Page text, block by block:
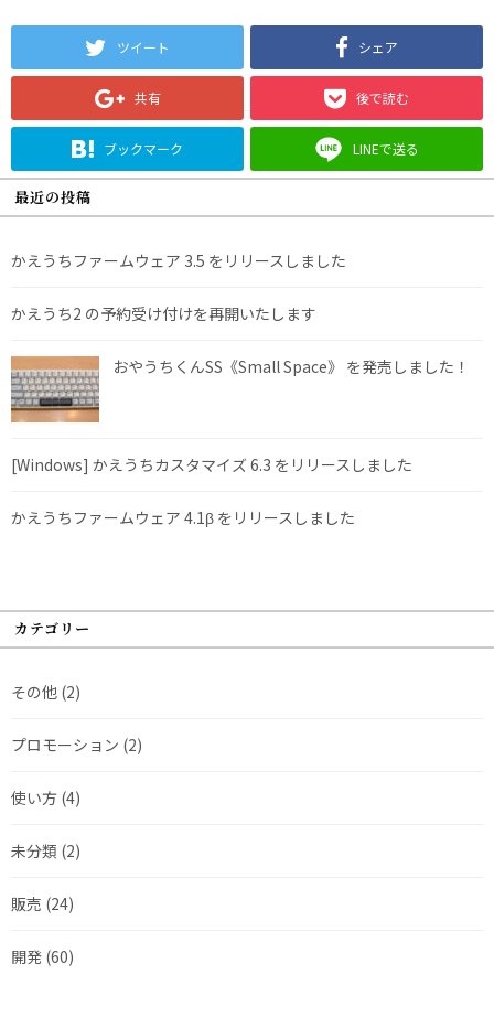
ツイート シェア
共有 後で読む
ブックマーク LINEで送る
最近の投稿
かえうちファームウェア 3.5 をリリースしました
かえうち2 の予約受け付けを再開いたします
おやうちくんSS《Small Space》 を発売しました！
[Windows] かえうちカスタマイズ 6.3 をリリースしました
かえうちファームウェア 4.1β をリリースしました
カテゴリー
その他 (2)
プロモーション (2)
使い方 (4)
未分類 (2)
販売 (24)
開発 (60)